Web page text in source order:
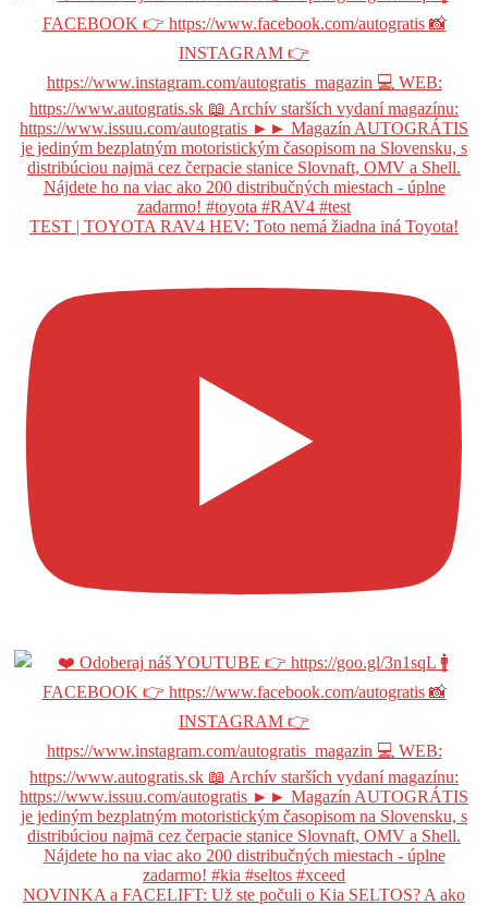
TEST | TOYOTA RAV4 HEV: Toto nemá žiadna iná Toyota!
NOVINKA a FACELIFT: Už ste počuli o Kia SELTOS? A ako